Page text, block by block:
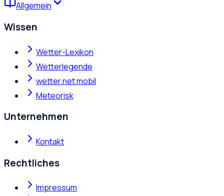
Allgemein
Wissen
Wetter-Lexikon
Wetterlegende
wetter.net mobil
Meteorisk
Unternehmen
Kontakt
Rechtliches
Impressum